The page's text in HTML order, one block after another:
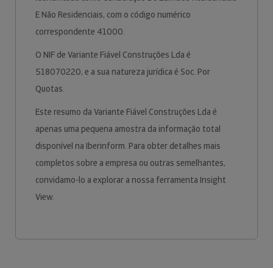
E Não Residenciais, com o código numérico
correspondente 41000.
O NIF de Variante Fiável Construções Lda é
518070220, e a sua natureza jurídica é Soc. Por
Quotas.
Este resumo da Variante Fiável Construções Lda é
apenas uma pequena amostra da informação total
disponível na Iberinform. Para obter detalhes mais
completos sobre a empresa ou outras semelhantes,
convidamo-lo a explorar a nossa ferramenta Insight
View.